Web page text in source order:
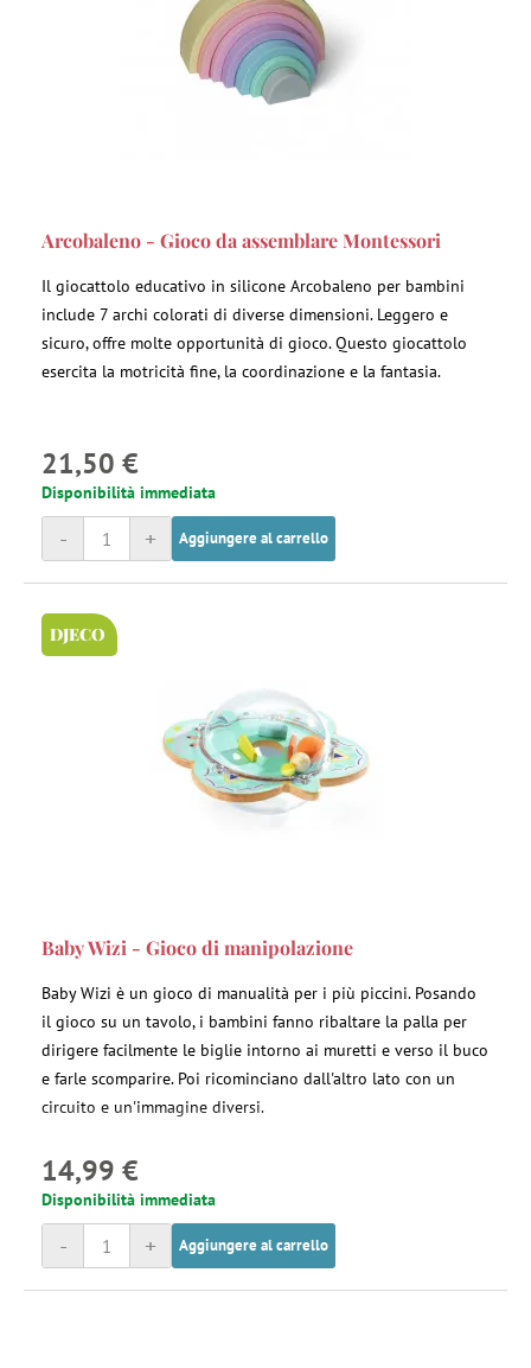
Arcobaleno - Gioco da assemblare Montessori
Il giocattolo educativo in silicone Arcobaleno per bambini
include 7 archi colorati di diverse dimensioni. Leggero e
sicuro, offre molte opportunità di gioco. Questo giocattolo
esercita la motricità fine, la coordinazione e la fantasia.
21,50 €
Disponibilità immediata
+
- Aggiungere al carrello
DJECO
Baby Wizi - Gioco di manipolazione
Baby Wizi è un gioco di manualità per i più piccini. Posando
il gioco su un tavolo, i bambini fanno ribaltare la palla per
dirigere facilmente le biglie intorno ai muretti e verso il buco
e farle scomparire. Poi ricominciano dall'altro lato con un
circuito e un'immagine diversi.
14,99 €
Disponibilità immediata
+
- Aggiungere al carrello